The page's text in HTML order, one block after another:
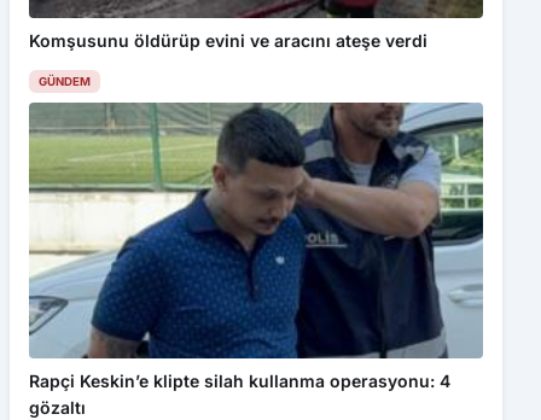
Komşusunu öldürüp evini ve aracını ateşe verdi
GÜNDEM
Rapçi Keskin’e klipte silah kullanma operasyonu: 4
gözaltı